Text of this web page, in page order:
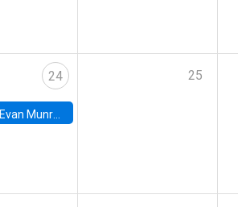
24
Evan Munro, Neyman Visiting Assistant Professor in the Department of Statistics at UC Berkeley
25